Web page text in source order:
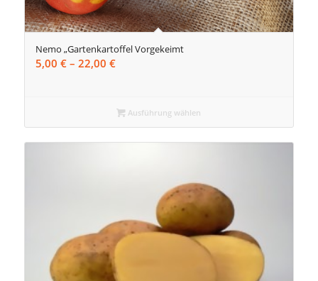
Nemo „Gartenkartoffel Vorgekeimt
5,00 € – 22,00 €Preisspanne:
22,00 €
Ausführung wählen